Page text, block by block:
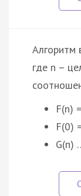
Алгоритм
где n –
F(n)
F(0)
G(n)